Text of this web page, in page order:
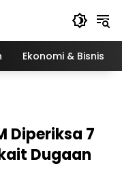
Ekonomi & Bisnis
Diperiksa 7
Dugaan